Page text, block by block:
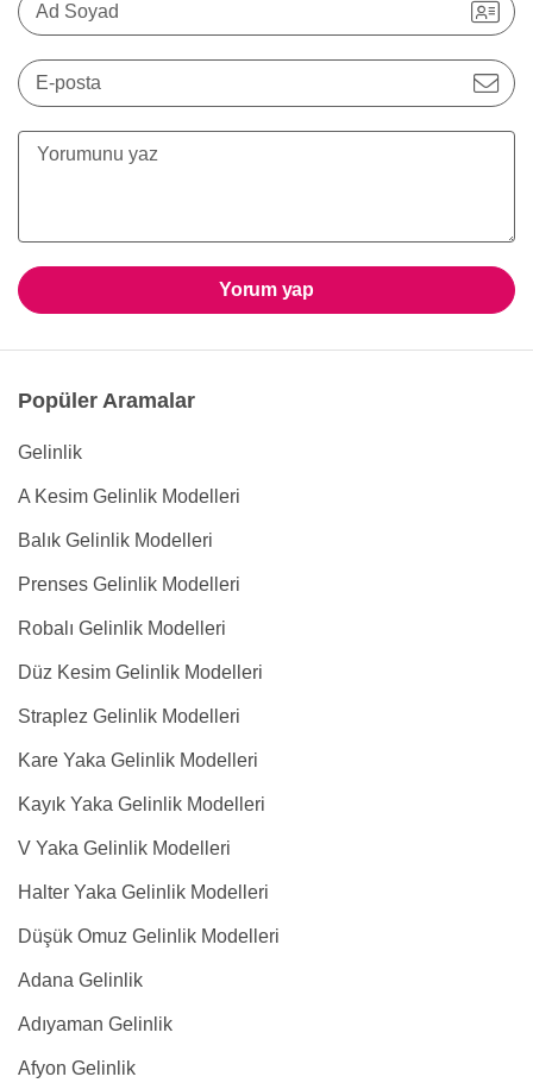
Ad Soyad
E-posta
Yorum yap
Popüler Aramalar
Gelinlik
A Kesim Gelinlik Modelleri
Balık Gelinlik Modelleri
Prenses Gelinlik Modelleri
Robalı Gelinlik Modelleri
Düz Kesim Gelinlik Modelleri
Straplez Gelinlik Modelleri
Kare Yaka Gelinlik Modelleri
Kayık Yaka Gelinlik Modelleri
V Yaka Gelinlik Modelleri
Halter Yaka Gelinlik Modelleri
Düşük Omuz Gelinlik Modelleri
Adana Gelinlik
Adıyaman Gelinlik
Afyon Gelinlik